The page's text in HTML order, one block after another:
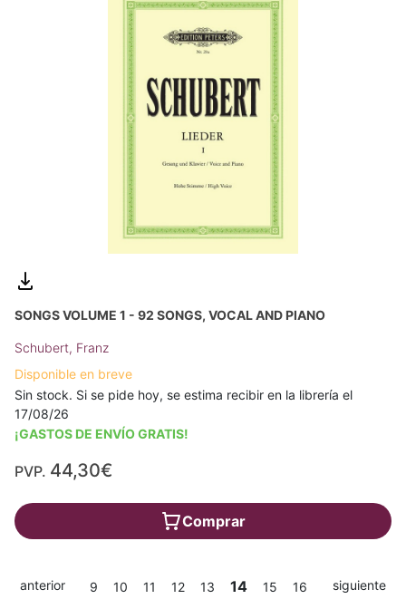
SONGS VOLUME 1 - 92 SONGS, VOCAL AND PIANO
Schubert, Franz
Disponible en breve
Sin stock. Si se pide hoy, se estima recibir en la librería el
17/08/26
¡GASTOS DE ENVÍO GRATIS!
PVP. 44,30€
Comprar
anterior 9 10 11 12 13 14 15
16
siguiente